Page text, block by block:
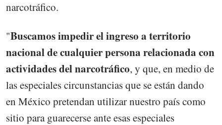
narcotráfico.
"Buscamos impedir el ingreso a territorio
nacional de cualquier persona relacionada con
actividades del narcotráfico, y que, en medio de
las especiales circunstancias que se están dando
en México pretendan utilizar nuestro país como
sitio para guarecerse ante esas especiales